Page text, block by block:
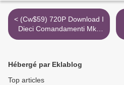
< (Cw$59) 720P Download I
Dieci Comandamenti Mkv
Altadefinizione
Hébergé par Eklablog
Top articles